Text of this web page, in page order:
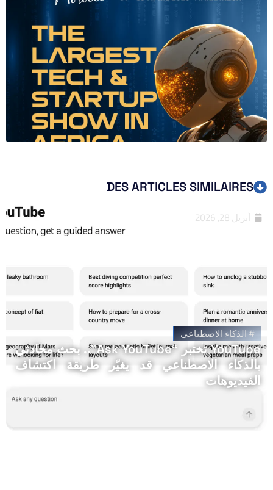
DES ARTICLES SIMILAIRES
#الذكاء الاصطناعي
YouTube تختبر “Ask YouTube”.. بحث محادثي
بالذكاء الاصطناعي قد يغيّر طريقة اكتشاف
الفيديوهات
أبريل 28, 2026